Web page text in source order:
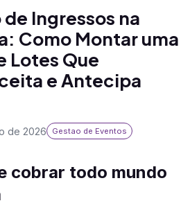
Ingressos na
Como Montar uma
Lotes Que
e Antecipa
de 2026 Gestao de Eventos
cobrar todo mundo